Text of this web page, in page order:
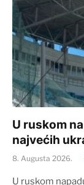
U ruskom
najvećih
8. Augusta 2026.
U ruskom